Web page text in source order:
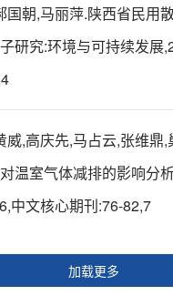
国朝,马丽萍.陕西省民用
研究:环境与可持续发展
威,高庆先,马占云,张维鼎
温室气体减排的影响分
中文核心期刊:76-82,7
加载更多